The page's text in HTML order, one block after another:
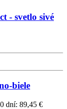
- svetlo sivé
biele
dní: 89,45 €